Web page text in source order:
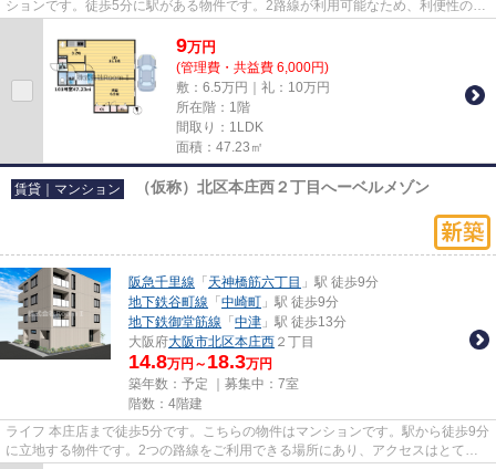
ションです。徒歩5分に駅がある物件です。2路線が利用可能なため、利便性の高
9万円
(管理費・共益費 6,000円)
敷：6.5万円｜礼：10万円
所在階：1階
間取り：1LDK
面積：47.23㎡
賃貸｜マンション （仮称）北区本庄西２丁目へーベルメゾン
阪急千里線 「 天神橋筋六丁目 」駅 徒歩9分
地下鉄谷町線 「 中崎町 」駅 徒歩9分
地下鉄御堂筋線 「 中津 」駅 徒歩13分
大阪府大阪市北区本庄西 ２丁目
14.8万円～ 18.3万円
築年数：予定 ｜募集中： 7室
階数：4階建
ライフ 本庄店まで徒歩5分です。こちらの物件はマンションです。駅から徒歩9分
に立地する物件です。2つの路線をご利用できる場所にあり、アクセスはとても